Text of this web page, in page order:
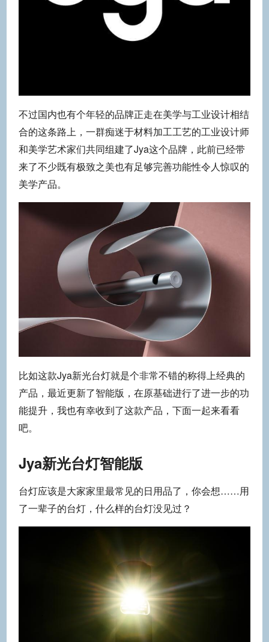
不过国内也有个年轻的品牌正走在美学与工业设计相结
合的这条路上，一群痴迷于材料加工工艺的工业设计师
和美学艺术家们共同组建了Jya这个品牌，此前已经带
来了不少既有极致之美也有足够完善功能性令人惊叹的
美学产品。
比如这款Jya新光台灯就是个非常不错的称得上经典的
产品，最近更新了智能版，在原基础进行了进一步的功
能提升，我也有幸收到了这款产品，下面一起来看看
吧。
Jya新光台灯智能版
台灯应该是大家家里最常见的日用品了，你会想……用
了一辈子的台灯，什么样的台灯没见过？